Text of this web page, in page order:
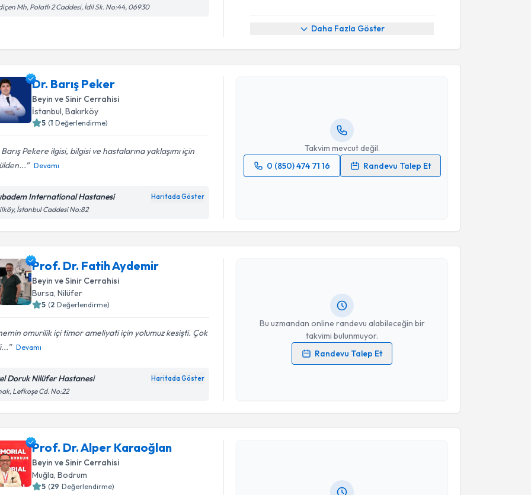
Mh, Polatlı 2 Caddesi, İdil Sk. No:44, 06930
Daha Fazla Göster
Dr. Barış Peker
Beyin ve Sinir Cerrahisi
İstanbul ,Bakırköy
5 (1 Değerlendirme)
Pekere ilgisi, bilgisi ve hastalarına yaklaşımı için
Devamı
International Hastanesi Haritada Göster
İstanbul Caddesi No:82
Takvim mevcut değil.
0 (850) 474 71 16
Randevu Talep Et
Randevu Takvimi Talebi
Dr. Barış Peker
Takvim Talebini Gönder
Prof. Dr. Fatih Aydemir
Beyin ve Sinir Cerrahisi
Bursa ,Nilüfer
5 (2 Değerlendirme)
omurilik içi timor ameliyati için yolumuz kesişti. Çok
Devamı
Doruk Nilüfer Hastanesi Haritada Göster
Lefkoşe Cd. No:22
Bu uzmandan online randevu alabileceğin bir
takvimi bulunmuyor.
Randevu Talep Et
Randevu Takvimi Talebi
Prof. Dr. Fatih Aydemir
Kişisel verilerimin işlenmesine ilişkinAydınlatma Metni
Takvim Talebini Gönder
Prof. Dr. Alper Karaoğlan
Beyin ve Sinir Cerrahisi
Muğla ,Bodrum
5 (29 Değerlendirme)